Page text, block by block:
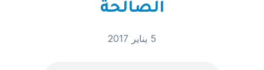
الصالحة
5 يناير 2017